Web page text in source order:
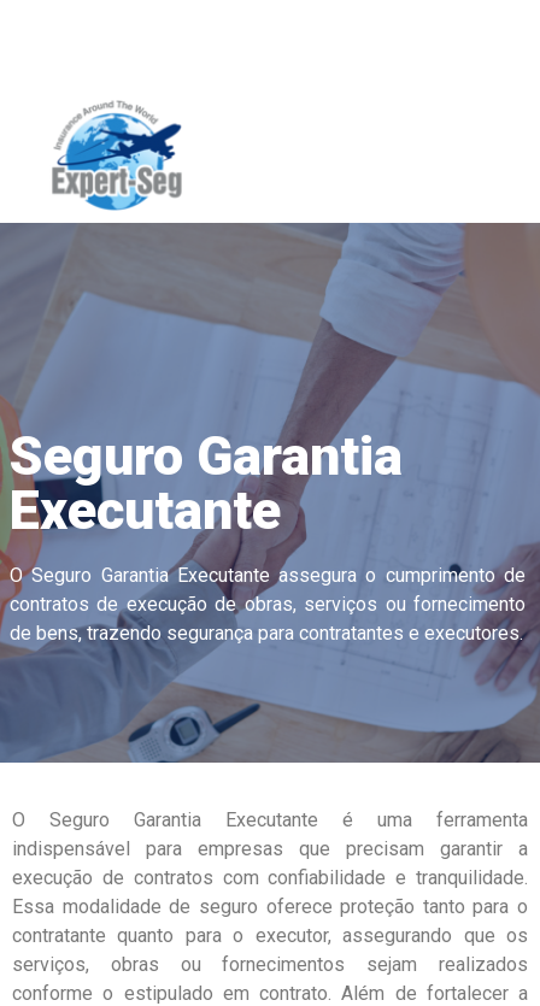
Seguro Garantia
Executante
O Seguro Garantia Executante assegura o cumprimento de
contratos de execução de obras, serviços ou fornecimento
de bens, trazendo segurança para contratantes e executores.
O Seguro Garantia Executante é uma ferramenta
indispensável para empresas que precisam garantir a
execução de contratos com confiabilidade e tranquilidade.
Essa modalidade de seguro oferece proteção tanto para o
contratante quanto para o executor, assegurando que os
serviços, obras ou fornecimentos sejam realizados
conforme o estipulado em contrato. Além de fortalecer a